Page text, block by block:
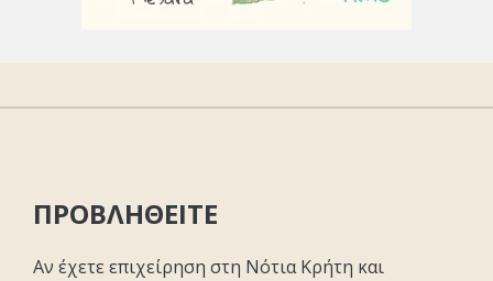
ΠΡΟΒΛΗΘΕΙΤΕ
Αν έχετε επιχείρηση στη Νότια Κρήτη και